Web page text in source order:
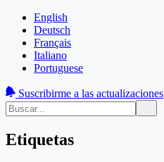
English
Deutsch
Français
Italiano
Portuguese
Suscribirme a las actualizaciones
Etiquetas